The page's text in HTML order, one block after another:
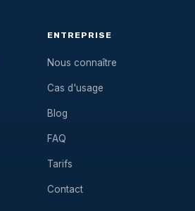
ENTREPRISE
Nous connaître
Cas d'usage
Blog
FAQ
Tarifs
Contact